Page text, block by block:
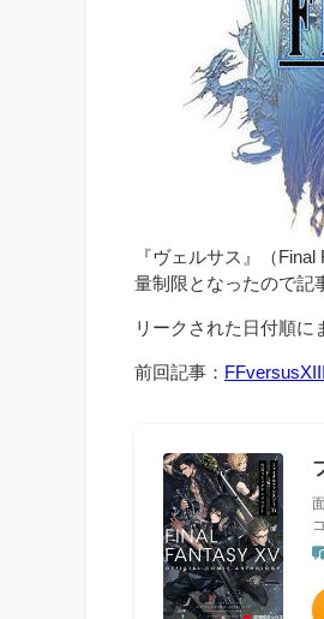
『ヴェルサス』（
量制限となったので記
リークされた日付順に
前回記事：